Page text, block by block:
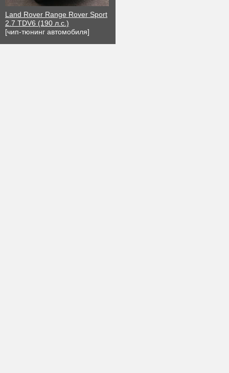
Land Rover Range Rover Sport
2.7 TDV6 (190 л.с.)
[чип-тюнинг автомобиля]